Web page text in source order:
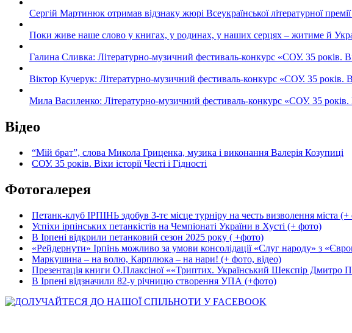
Сергій Мартинюк отримав відзнаку жюрі Всеукраїнської літературної
Поки живе наше слово у книгах, у родинах, у наших серцях – житиме й
Галина Сливка: Літературно-музичний фестиваль-конкурс «СОУ. 35 років.
Віктор Кучерук: Літературно-музичний фестиваль-конкурс «СОУ. 35 років.
Мила Василенко: Літературно-музичний фестиваль-конкурс «СОУ. 35 років.
Відео
“Мій брат”, слова Микола Гриценка, музика і виконання Валерія Козупиці
СОУ. 35 років. Віхи історії Честі і Гідності
Фотогалерея
Петанк-клуб ІРПІНЬ здобув 3-тє місце турніру на честь визволення міста (+
Успіхи ірпінських петанкістів на Чемпіонаті України в Хусті (+ фото)
В Ірпені відкрили петанковий сезон 2025 року ( +фото)
«Рейдернути» Ірпінь можливо за умови консолідації «Слуг народу» з
Маркушина – на волю, Карплюка – на нари! (+ фото, відео)
Презентація книги О.Плаксіної ««Триптих. Український Шекспір Дмитро
В Ірпені відзначили 82-у річницю створення УПА (+фото)